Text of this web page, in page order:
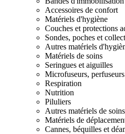
Accessoires de confort
Matériels d'hygiène
Couches et protections
Sondes, poches et
Autres matériels
Matériels de soins
Seringues et aiguilles
Microfuseurs,
Respiration
Nutrition
Piluliers
Autres matériels de soins
Matériels de
Cannes, béquilles et